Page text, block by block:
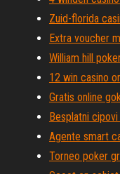
Zuid-florida
Extra voucher
William hill
12 win casino
Gratis online
Besplatni
Agente smart
Torneo poker